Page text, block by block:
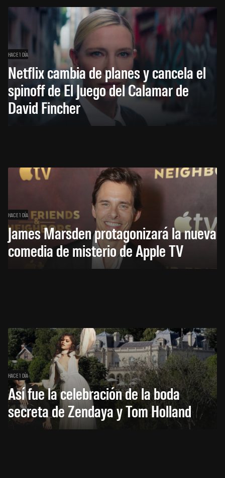
HACE 1 DÍA
Netflix cambia de planes y cancela el
spinoff de El Juego del Calamar de
David Fincher
HACE 1 DÍA
James Marsden protagonizará la nueva
comedia de misterio de Apple TV
HACE 1 DÍA
Así fue la celebración de la boda
secreta de Zendaya y Tom Holland